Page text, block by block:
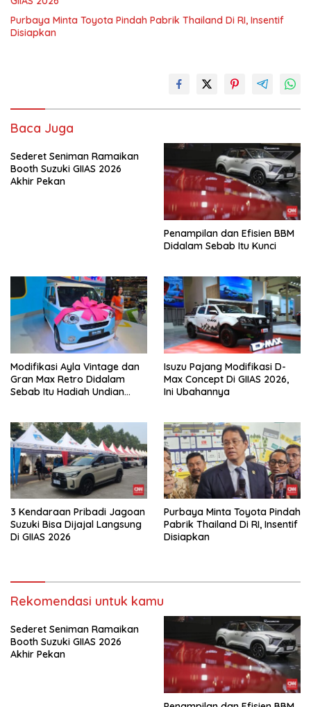
Purbaya Minta Toyota Pindah Pabrik Thailand Di RI, Insentif
Disiapkan
Baca Juga
Sederet Seniman Ramaikan
Booth Suzuki GIIAS 2026
Akhir Pekan
Penampilan dan Efisien BBM
Didalam Sebab Itu Kunci
Modifikasi Ayla Vintage dan
Gran Max Retro Didalam
Sebab Itu Hadiah Undian
Isuzu Pajang Modifikasi D-
Max Concept Di GIIAS 2026,
Ini Ubahannya
3 Kendaraan Pribadi Jagoan
Suzuki Bisa Dijajal Langsung
Di GIIAS 2026
Purbaya Minta Toyota Pindah
Pabrik Thailand Di RI, Insentif
Disiapkan
Rekomendasi untuk kamu
Sederet Seniman Ramaikan
Booth Suzuki GIIAS 2026
Akhir Pekan